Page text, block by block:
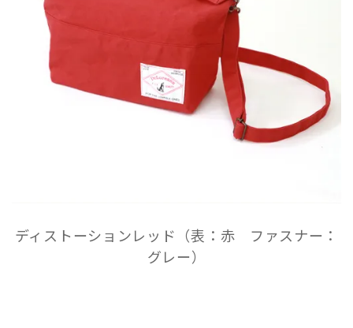
ディストーションレッド（表：赤 ファスナー：
グレー）